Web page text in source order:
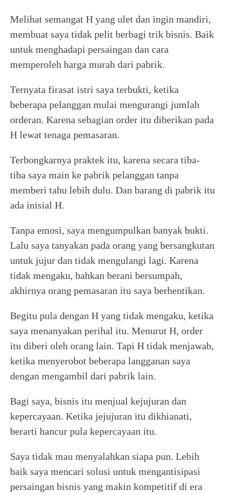
Melihat semangat H yang ulet dan ingin mandiri,
membuat saya tidak pelit berbagi trik bisnis. Baik
untuk menghadapi persaingan dan cara
memperoleh harga murah dari pabrik.
Ternyata firasat istri saya terbukti, ketika
beberapa pelanggan mulai mengurangi jumlah
orderan. Karena sebagian order itu diberikan pada
H lewat tenaga pemasaran.
Terbongkarnya praktek itu, karena secara tiba-
tiba saya main ke pabrik pelanggan tanpa
memberi tahu lebih dulu. Dan barang di pabrik itu
ada inisial H.
Tanpa emosi, saya mengumpulkan banyak bukti.
Lalu saya tanyakan pada orang yang bersangkutan
untuk jujur dan tidak mengulangi lagi. Karena
tidak mengaku, bahkan berani bersumpah,
akhirnya orang pemasaran itu saya berhentikan.
Begitu pula dengan H yang tidak mengaku, ketika
saya menanyakan perihal itu. Menurut H, order
itu diberi oleh orang lain. Tapi H tidak menjawab,
ketika menyerobot beberapa langganan saya
dengan mengambil dari pabrik lain.
Bagi saya, bisnis itu menjual kejujuran dan
kepercayaan. Ketika jejujuran itu dikhianati,
berarti hancur pula kepercayaan itu.
Saya tidak mau menyalahkan siapa pun. Lebih
baik saya mencari solusi untuk mengantisipasi
persaingan bisnis yang makin kompetitif di era